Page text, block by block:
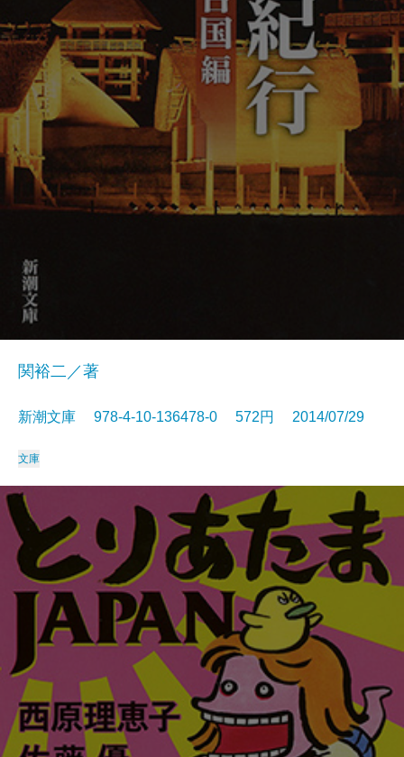
関裕二／著
新潮文庫 978-4-10-136478-0 572円 2014/07/29
文庫